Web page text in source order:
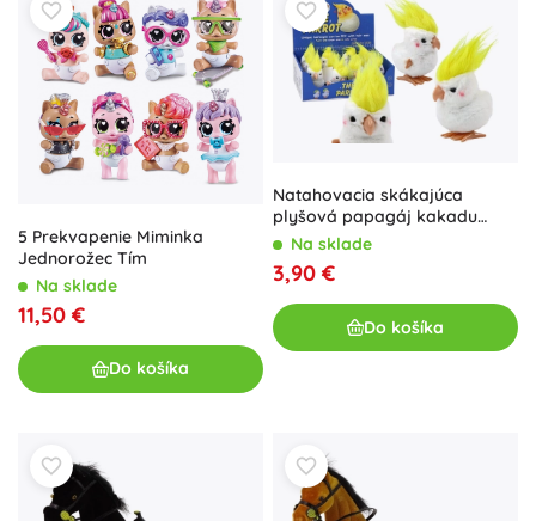
5 Prekvapenie Miminka
Jednorožec Tím
Na sklade
11,50 €
Do košíka
Natahovacia skákajúca
plyšová papagáj kakadu
bielaNa sklade
3,90 €
Do košíka